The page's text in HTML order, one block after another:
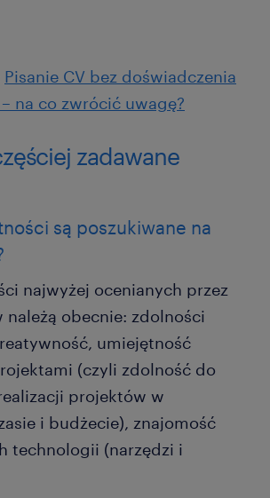
Pisanie CV bez doświadczenia
na co zwrócić uwagę?
zadawane
są poszukiwane na
najwyżej ocenianych przez
obecnie: zdolności
umiejętność
(czyli zdolność do
projektów w
i budżecie), znajomość
technologii (narzędzi i